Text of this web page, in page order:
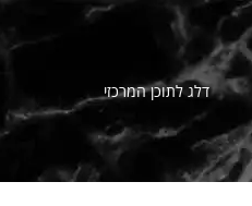
דלג לתוכן המרכזי